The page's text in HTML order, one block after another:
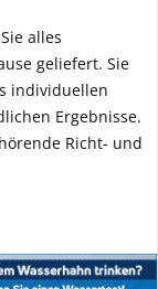
alles
geliefert. Sie
individuellen
Ergebnisse.
Richt- und